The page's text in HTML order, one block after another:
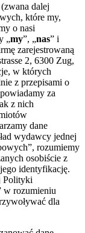
dalej
które my,
o nasi
„my”, „nas” i
zarejestrowaną
2, 6300 Zug,
w których
z przepisami o
za
z nich
dane
wydawcy jednej
rozumiemy
osobiście z
identyfikację.
Polityki
w rozumieniu
dla